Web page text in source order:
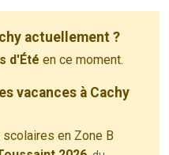
actuellement ?
d'Été en ce moment.
vacances à Cachy
en Zone B